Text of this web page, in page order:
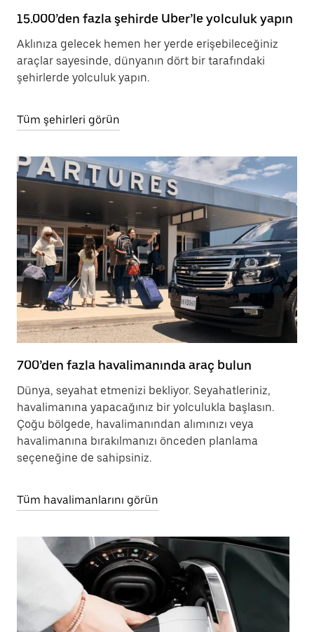
15.000’den fazla şehirde Uber’le yolculuk yapın
Aklınıza gelecek hemen her yerde erişebileceğiniz
araçlar sayesinde, dünyanın dört bir tarafındaki
şehirlerde yolculuk yapın.
Tüm şehirleri görün
700’den fazla havalimanında araç bulun
Dünya, seyahat etmenizi bekliyor. Seyahatleriniz,
havalimanına yapacağınız bir yolculukla başlasın.
Çoğu bölgede, havalimanından alımınızı veya
havalimanına bırakılmanızı önceden planlama
seçeneğine de sahipsiniz.
Tüm havalimanlarını görün